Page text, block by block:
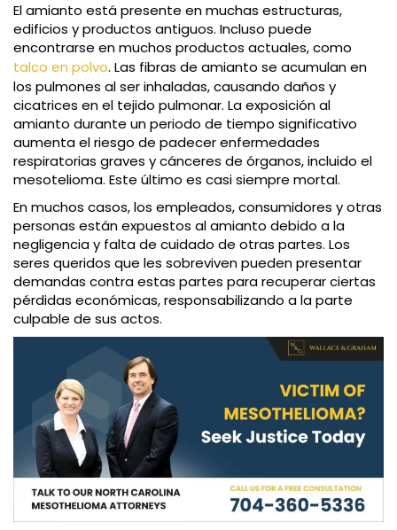
El amianto está presente en muchas estructuras,
edificios y productos antiguos. Incluso puede
encontrarse en muchos productos actuales, como
talco en polvo. Las fibras de amianto se acumulan en
los pulmones al ser inhaladas, causando daños y
cicatrices en el tejido pulmonar. La exposición al
amianto durante un periodo de tiempo significativo
aumenta el riesgo de padecer enfermedades
respiratorias graves y cánceres de órganos, incluido el
mesotelioma. Este último es casi siempre mortal.
En muchos casos, los empleados, consumidores y otras
personas están expuestos al amianto debido a la
negligencia y falta de cuidado de otras partes. Los
seres queridos que les sobreviven pueden presentar
demandas contra estas partes para recuperar ciertas
pérdidas económicas, responsabilizando a la parte
culpable de sus actos.